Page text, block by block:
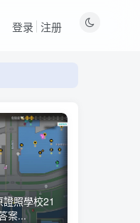
登录 注册
照學校21
案...